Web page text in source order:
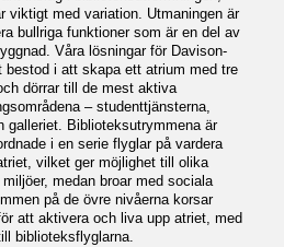
viktigt med variation. Utmaningen är
bullriga funktioner som är en del av
Våra lösningar för Davison-
bestod i att skapa ett atrium med tre
dörrar till de mest aktiva
– studenttjänsterna,
galleriet. Biblioteksutrymmena är
i en serie flyglar på vardera
vilket ger möjlighet till olika
medan broar med sociala
på de övre nivåerna korsar
att aktivera och liva upp atriet, med
biblioteksflyglarna.